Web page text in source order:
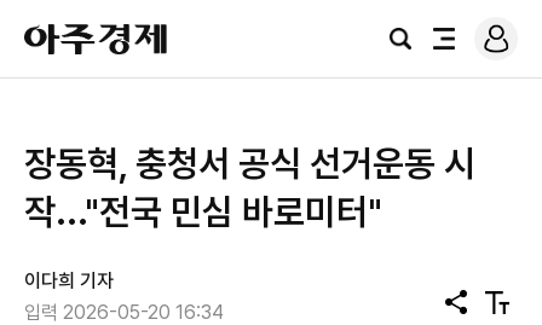
아
주
경
검
전
로
그
장동혁, 충청서 공식 선거운동 시
작..."전국 민심 바로미터"
이다희 기자
입력 2026-05-20 16:34
공
텍